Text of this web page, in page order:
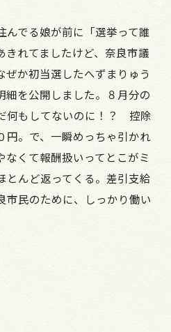
んでる娘が前に「選挙って誰
きれてましたけど、奈良市議
ぜか初当選したへずまりゅう
細を公開しました。８月分の
何もしてないのに！？ 控除
円。で、一瞬めっちゃ引かれ
くて報酬扱いってとこがミ
とんど返ってくる。差引支給
市民のために、しっかり働い